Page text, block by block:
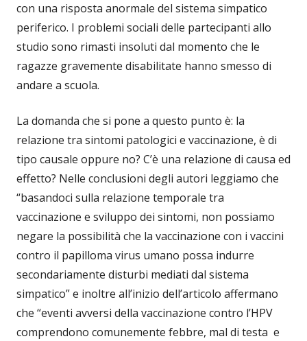
con una risposta anormale del sistema simpatico
periferico. I problemi sociali delle partecipanti allo
studio sono rimasti insoluti dal momento che le
ragazze gravemente disabilitate hanno smesso di
andare a scuola.
La domanda che si pone a questo punto è: la
relazione tra sintomi patologici e vaccinazione, è di
tipo causale oppure no? C’è una relazione di causa ed
effetto? Nelle conclusioni degli autori leggiamo che
“basandoci sulla relazione temporale tra
vaccinazione e sviluppo dei sintomi, non possiamo
negare la possibilità che la vaccinazione con i vaccini
contro il papilloma virus umano possa indurre
secondariamente disturbi mediati dal sistema
simpatico” e inoltre all’inizio dell’articolo affermano
che “eventi avversi della vaccinazione contro l’HPV
comprendono comunemente febbre, mal di testa e